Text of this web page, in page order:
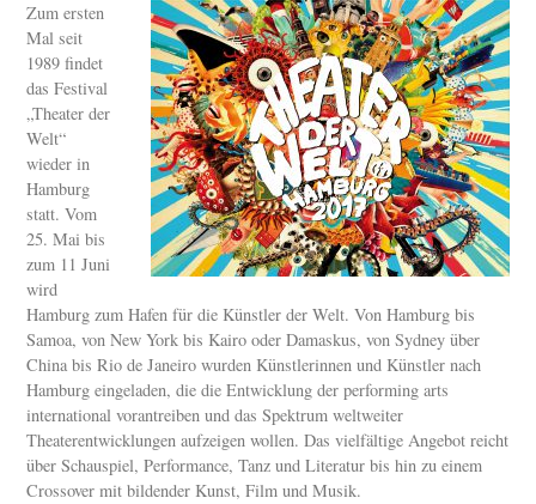
Zum ersten
Mal seit
1989 findet
das Festival
„Theater der
Welt“
wieder in
Hamburg
statt. Vom
25. Mai bis
zum 11 Juni
wird
Hamburg zum Hafen für die Künstler der Welt. Von Hamburg bis
Samoa, von New York bis Kairo oder Damaskus, von Sydney über
China bis Rio de Janeiro wurden Künstlerinnen und Künstler nach
Hamburg eingeladen, die die Entwicklung der performing arts
international vorantreiben und das Spektrum weltweiter
Theaterentwicklungen aufzeigen wollen. Das vielfältige Angebot reicht
über Schauspiel, Performance, Tanz und Literatur bis hin zu einem
Crossover mit bildender Kunst, Film und Musik.